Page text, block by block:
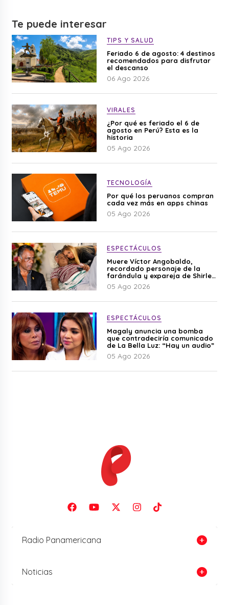
Te puede interesar
TIPS Y SALUD
Feriado 6 de agosto: 4 destinos
recomendados para disfrutar
el descanso
06 Ago 2026
VIRALES
¿Por qué es feriado el 6 de
agosto en Perú? Esta es la
historia
05 Ago 2026
TECNOLOGÍA
Por qué los peruanos compran
cada vez más en apps chinas
05 Ago 2026
ESPECTÁCULOS
Muere Víctor Angobaldo,
recordado personaje de la
farándula y expareja de Shirley
Cherres
05 Ago 2026
ESPECTÁCULOS
Magaly anuncia una bomba
que contradeciría comunicado
de La Bella Luz: “Hay un audio”
05 Ago 2026
Radio Panamericana
Noticias